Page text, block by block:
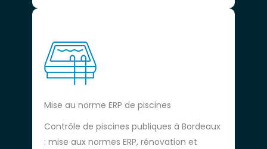
Mise au norme ERP de piscines
Contrôle de piscines publiques à Bordeaux
: mise aux normes ERP, rénovation et